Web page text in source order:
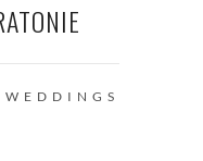
WEDDINGS